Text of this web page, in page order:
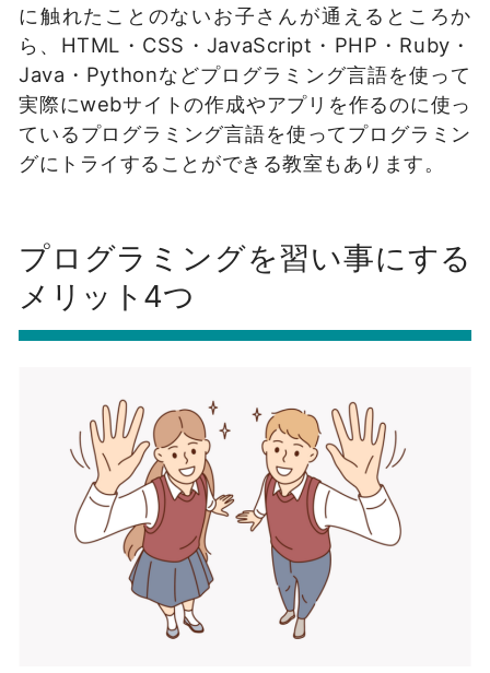
に触れたことのないお子さんが通えるところか
ら、HTML・CSS・JavaScript・PHP・Ruby・
Java・Pythonなどプログラミング言語を使って
実際にwebサイトの作成やアプリを作るのに使っ
ているプログラミング言語を使ってプログラミン
グにトライすることができる教室もあります。
プログラミングを習い事にする
メリット4つ